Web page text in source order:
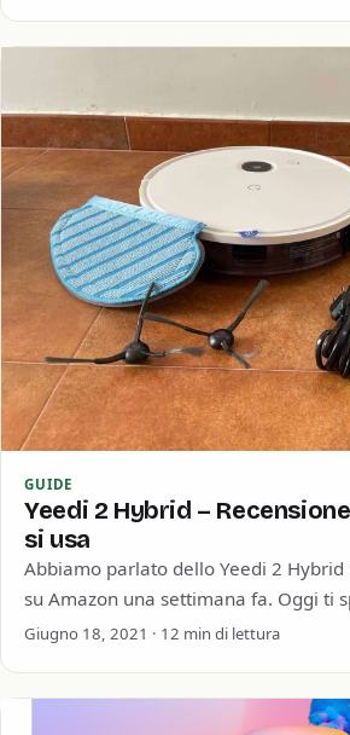
GUIDE
Yeedi 2 Hybrid –
si usa
Abbiamo parlato dello Yeedi 2
su Amazon una settimana fa. Oggi ti
comporta questo robot…
Giugno 18, 2021 · 12 min di lettura